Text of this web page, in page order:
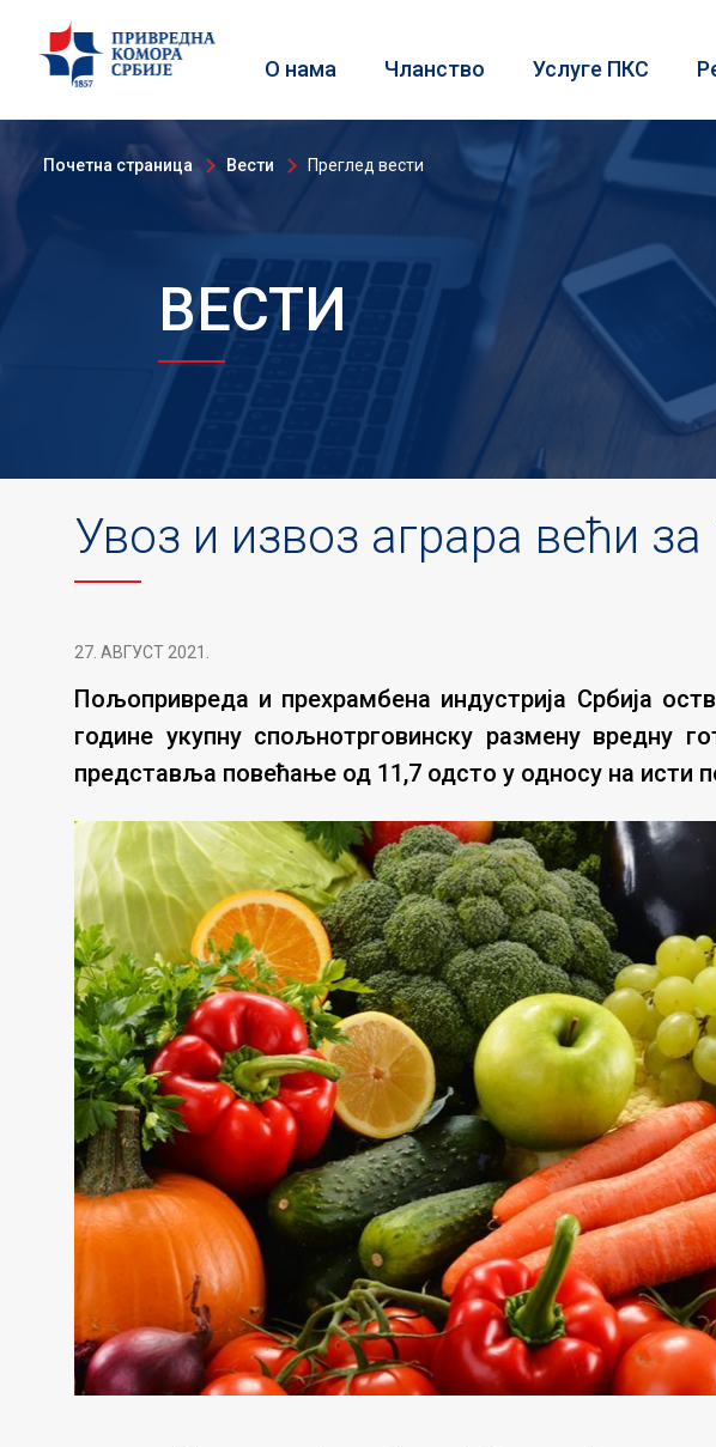
О нама Чланство Услуге ПКС
Почетна страница Вести Преглед вести
ВЕСТИ
Увоз и извоз аграра већи за
27. АВГУСТ 2021.
Пољопривреда и прехрамбена индустрија Србија
године укупну спољнотрговинску размену вредну
представља повећање од 11,7 одсто у односу на исти